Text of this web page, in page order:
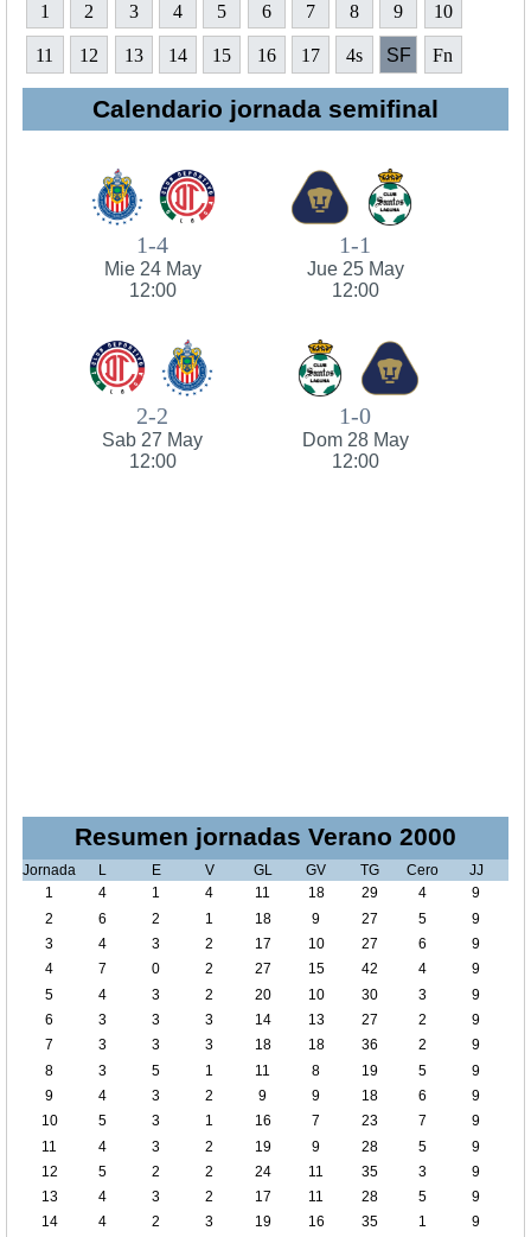
1 2 3 4 5 6 7 8 9 10
11 12 13 14 15 16 17 4s SF Fn
Calendario jornada semifinal
1-4
Mie 24 May
12:00
1-1
Jue 25 May
12:00
2-2
Sab 27 May
12:00
1-0
Dom 28 May
12:00
Resumen jornadas Verano 2000
Jornada L E V GL GV TG Cero
JJ
1
4 1 4 11 18 29 4
9
2
6 2 1 18 9 27 5
9
3
4 3 2 17 10 27 6
9
4
7 0 2 27 15 42 4
9
5
4 3 2 20 10 30 3
9
6
3 3 3 14 13 27 2
9
7
3 3 3 18 18 36 2
9
8
3 5 1 11 8 19 5
9
9
4 3 2 9 9 18 6
9
10
5 3 1 16 7 23 7
9
11
4 3 2 19 9 28 5
9
12
5 2 2 24 11 35 3
9
13
4 3 2 17 11 28 5
9
14
4 2 3 19 16 35 1
9